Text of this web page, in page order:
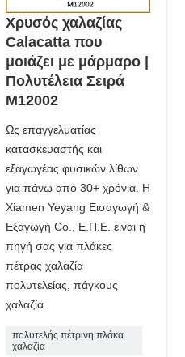
Χρυσός χαλαζίας
Calacatta που
μοιάζει με μάρμαρο |
Πολυτέλεια Σειρά
M12002
Ως επαγγελματίας
κατασκευαστής και
εξαγωγέας φυσικών λίθων
για πάνω από 30+ χρόνια. Η
Xiamen Yeyang Εισαγωγή &
Εξαγωγή Co., Ε.Π.Ε. είναι η
πηγή σας για πλάκες
πέτρας χαλαζία
πολυτελείας, πάγκους
χαλαζία.
πολυτελής πέτρινη πλάκα
χαλαζία